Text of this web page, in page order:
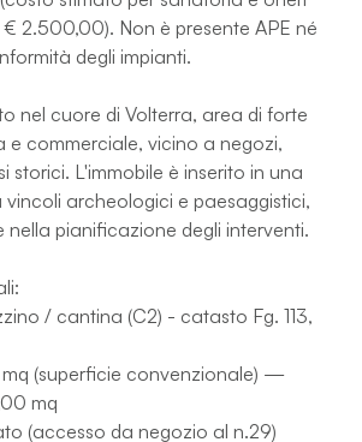
2.500,00). Non è presente APE né
degli impianti.
nel cuore di Volterra, area di forte
e commerciale, vicino a negozi,
storici. L'immobile è inserito in una
archeologici e paesaggistici,
pianificazione degli interventi.
/ cantina (C2) - catasto Fg. 113,
mq (superficie convenzionale) —
mq
(accesso da negozio al n.29)